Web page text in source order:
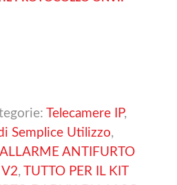
Telecamere IP,
Semplice Utilizzo,
ALLARME ANTIFURTO
,
TUTTO PER IL KIT